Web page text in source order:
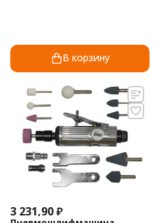
В корзину
3 231,90₽